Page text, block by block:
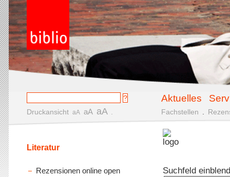
Aktuelles
Druckansicht aA aA aA Fachstellen
Suchfeld
Literatur
Rezensionen online open